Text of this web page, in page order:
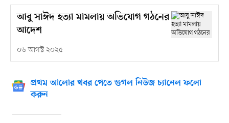
আবু সাঈদ হত্যা মামলায় অভিযোগ গঠনের
আদেশ
০৬ আগস্ট ২০২৫
প্রথম আলোর খবর পেতে গুগল নিউজ চ্যানেল ফলো
করুন